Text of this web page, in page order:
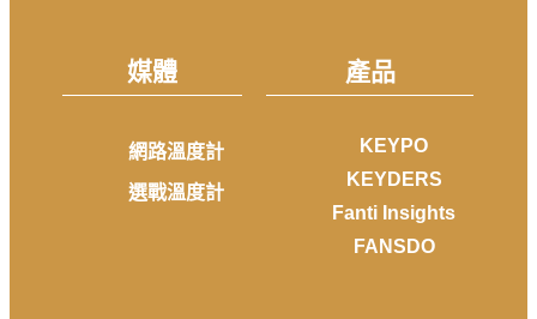
媒體
網路溫度計
選戰溫度計
產品
KEYPO
KEYDERS
Fanti Insights
FANSDO